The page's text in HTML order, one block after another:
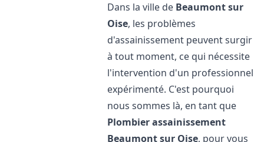
Dans la ville de Beaumont sur
Oise, les problèmes
d'assainissement peuvent surgir
à tout moment, ce qui nécessite
l'intervention d'un professionnel
expérimenté. C'est pourquoi
nous sommes là, en tant que
Plombier assainissement
Beaumont sur Oise, pour vous